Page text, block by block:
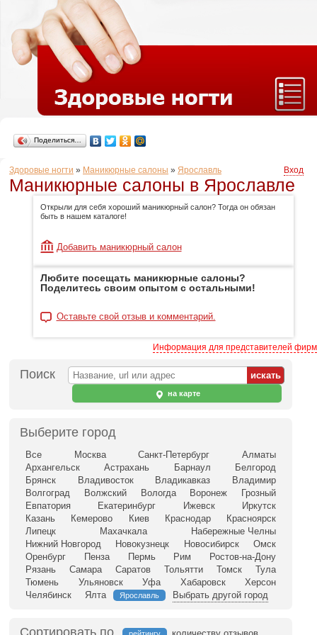
Поделиться…
Здоровые ногти » Маникюрные салоны » Ярославль Вход
Маникюрные салоны в Ярославле
Открыли для себя хороший маникюрный салон? Тогда он обязан
быть в нашем каталоге!
Добавить маникюрный салон
Любите посещать маникюрные салоны?
Поделитесь своим опытом с остальными!
Оставьте свой отзыв и комментарий.
Информация для представителей фирм
Поиск
на карте
Выберите город
Все Москва Санкт-Петербург
Алматы
Архангельск
Астрахань Барнаул
Белгород
Брянск
Владивосток Владикавказ
Владимир
Волгоград
Волжский Вологда Воронеж
Грозный
Евпатория
Екатеринбург Ижевск
Иркутск
Казань
Кемерово Киев Краснодар
Красноярск
Липецк
Махачкала
Набережные Челны
Нижний Новгород
Новокузнецк Новосибирск
Омск
Оренбург
Пенза Пермь Рим
Ростов-на-Дону
Рязань
Самара Саратов Тольятти Томск
Тула
Тюмень
Ульяновск Уфа Хабаровск
Херсон
Челябинск
Ялта Ярославль Выбрать другой город
Сортировать по